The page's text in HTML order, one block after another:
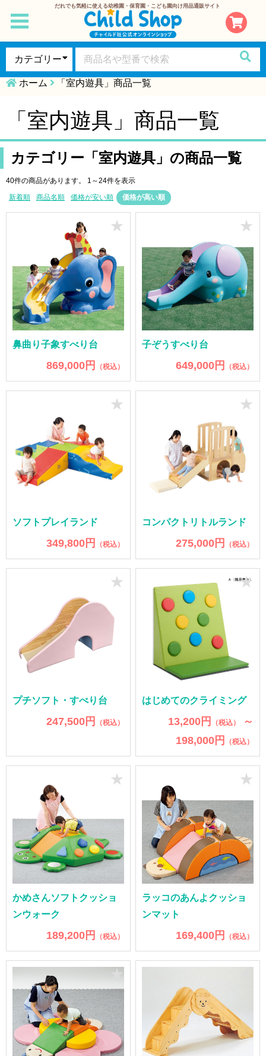
だれでも気軽に使える幼稚園・保育園・こども園向け用品通販サイト
toggle
navigation
ホーム 「室内遊具」商品一覧
「室内遊具」商品一覧
カテゴリー「室内遊具」の商品一覧
40件の商品があります。 1～24件を表示
新着順
商品名順 価格が安い順 価格が高い順
鼻曲り子象すべり台
869,000円 （税込）
★
子ぞうすべり台
649,000円 （税込）
★
ソフトプレイランド
349,800円 （税込）
★
コンパクトリトルランド
275,000円 （税込）
★
プチソフト・すべり台
247,500円 （税込）
★
はじめてのクライミング
13,200円 （税込）
～
198,000円
（税込）
★
かめさんソフトクッショ
ンウォーク
189,200円 （税込）
★
ラッコのあんよクッショ
ンマット
169,400円 （税込）
★
★